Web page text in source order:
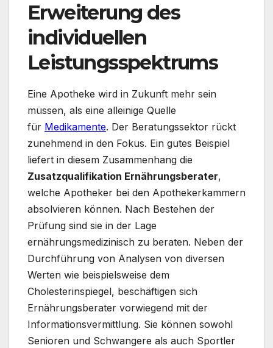
Erweiterung des
individuellen
Leistungsspektrums
Eine Apotheke wird in Zukunft mehr sein
müssen, als eine alleinige Quelle
für Medikamente. Der Beratungssektor rückt
zunehmend in den Fokus. Ein gutes Beispiel
liefert in diesem Zusammenhang die
Zusatzqualifikation Ernährungsberater,
welche Apotheker bei den Apothekerkammern
absolvieren können. Nach Bestehen der
Prüfung sind sie in der Lage
ernährungsmedizinisch zu beraten. Neben der
Durchführung von Analysen von diversen
Werten wie beispielsweise dem
Cholesterinspiegel, beschäftigen sich
Ernährungsberater vorwiegend mit der
Informationsvermittlung. Sie können sowohl
Senioren und Schwangere als auch Sportler